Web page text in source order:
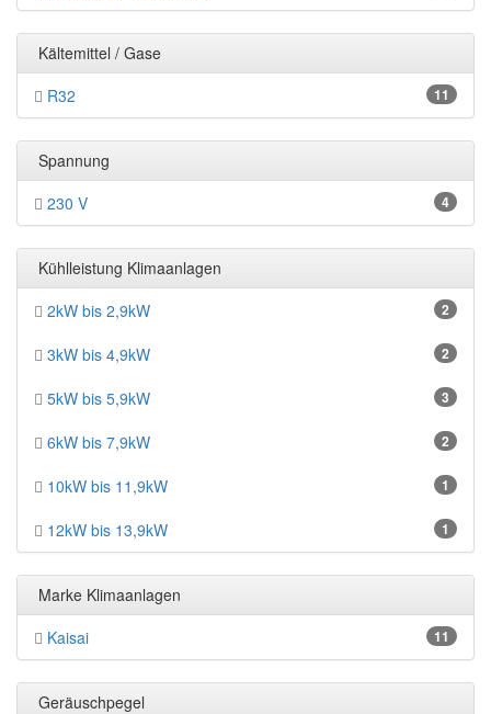
Kältemittel / Gase
11
R32
Spannung
4
230 V
Kühlleistung Klimaanlagen
2
2kW bis 2,9kW
2
3kW bis 4,9kW
3
5kW bis 5,9kW
2
6kW bis 7,9kW
1
10kW bis 11,9kW
1
12kW bis 13,9kW
Marke Klimaanlagen
11
Kaisai
Geräuschpegel